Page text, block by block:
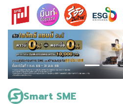
Skip
content
Smart SME
Search
for: